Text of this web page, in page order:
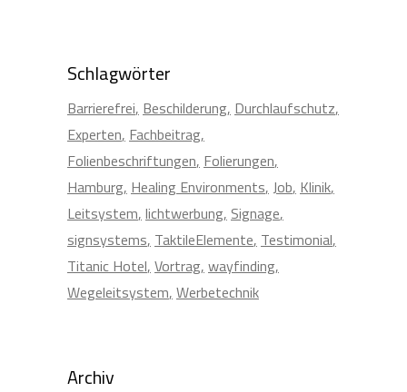
Schlagwörter
Barrierefrei Beschilderung Durchlaufschutz
Experten Fachbeitrag
Folienbeschriftungen Folierungen
Hamburg Healing Environments Job Klinik
Leitsystem lichtwerbung Signage
signsystems TaktileElemente Testimonial
Titanic Hotel Vortrag wayfinding
Wegeleitsystem Werbetechnik
Archiv